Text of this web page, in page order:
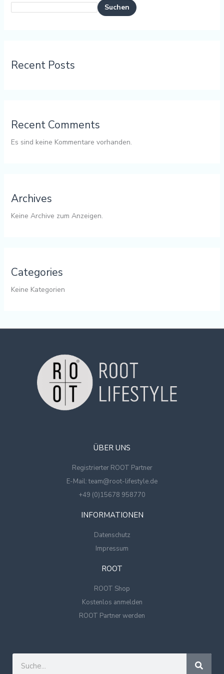
Suchen
Recent Posts
Recent Comments
Es sind keine Kommentare vorhanden.
Archives
Keine Archive zum Anzeigen.
Categories
Keine Kategorien
ÜBER UNS
Registrierter ROOT Partner
E-Mail: team@root-lifestyle.de
+49 (0)15678 958770
INFORMATIONEN
Datenschutz
Impressum
ROOT
ROOT Shop
Kostenlos anmelden
ROOT Partner werden